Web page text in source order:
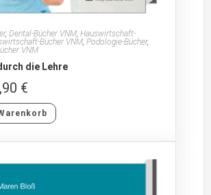
,Dental-Bücher VNM,Hauswirtschaft-
Bücher VNM,Podologie-Bücher,
VNM
die Lehre
€